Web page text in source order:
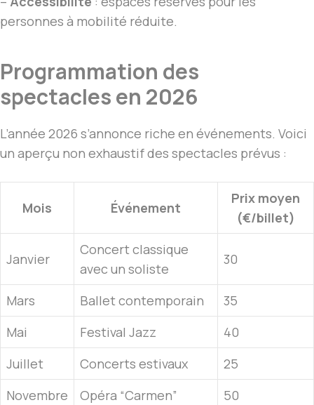
personnes à mobilité réduite.
Programmation des
spectacles en 2026
L’année 2026 s’annonce riche en événements. Voici
un aperçu non exhaustif des spectacles prévus :
Mois Événement
Prix moyen
(€/billet)
Janvier
Concert classique
avec un soliste
30
Mars Ballet contemporain
35
Mai
Festival Jazz
40
Juillet
Concerts estivaux
25
Novembre
Opéra “Carmen” 50